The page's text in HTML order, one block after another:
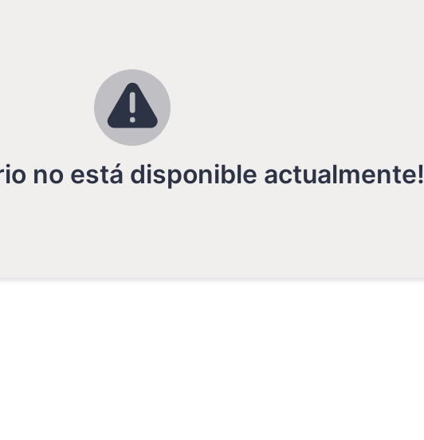
no está disponible actualmente!